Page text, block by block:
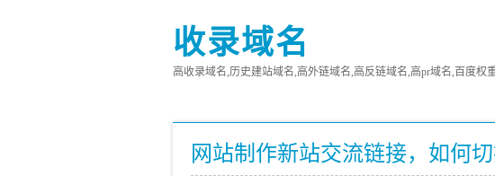
收录域名
高收录域名,历史建站域名,高外链域名,高反链域名,高pr域名,百度权
网站制作新站交流链接，如何